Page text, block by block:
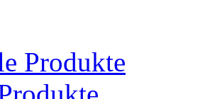
Produkte